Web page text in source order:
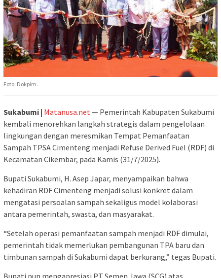
Foto: Dokpim.
Sukabumi | Matanusa.net— Pemerintah Kabupaten Sukabumi
kembali menorehkan langkah strategis dalam pengelolaan
lingkungan dengan meresmikan Tempat Pemanfaatan
Sampah TPSA Cimenteng menjadi Refuse Derived Fuel (RDF) di
Kecamatan Cikembar, pada Kamis (31/7/2025).
Bupati Sukabumi, H. Asep Japar, menyampaikan bahwa
kehadiran RDF Cimenteng menjadi solusi konkret dalam
mengatasi persoalan sampah sekaligus model kolaborasi
antara pemerintah, swasta, dan masyarakat.
“Setelah operasi pemanfaatan sampah menjadi RDF dimulai,
pemerintah tidak memerlukan pembangunan TPA baru dan
timbunan sampah di Sukabumi dapat berkurang,” tegas Bupati.